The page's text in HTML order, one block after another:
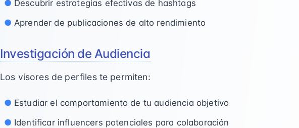
Descubrir estrategias efectivas de hashtags
Aprender de publicaciones de alto rendimiento
Investigación de Audiencia
Los visores de perfiles te permiten:
Estudiar el comportamiento de tu audiencia objetivo
Identificar influencers potenciales para colaboración